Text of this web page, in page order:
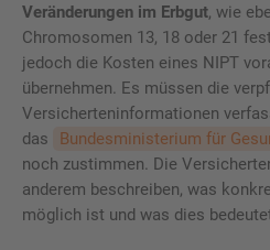
Veränderungen im Erbgut, wie
Chromosomen 13, 18 oder 21
jedoch die Kosten eines NIPT
übernehmen. Es müssen die
Versicherteninformationen
das
Bundesministerium für
noch zustimmen. Die
anderem be­schrei­ben, was
möglich ist und was dies